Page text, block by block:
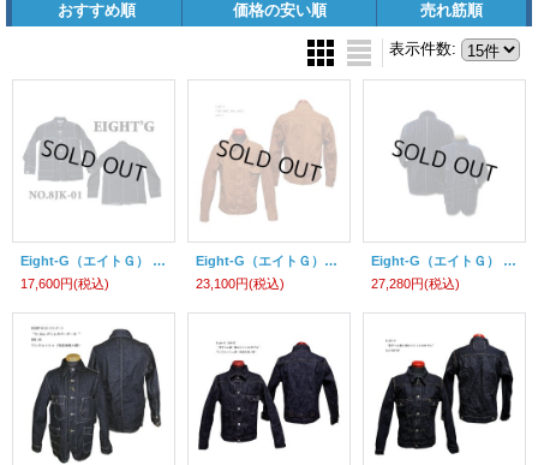
おすすめ順 価格の安い順 売れ筋順
表示件数:
Eight-G（エイトＧ） “カバーオール” 当店水洗い済み 8JK-01B
17,600円(税込)
Eight-G（エイトＧ）8JK-17 “FIRST MODEL DUCK JACKET” 2021年モデル 当店水洗い＆自然乾燥 8JK-17－21
23,100円(税込)
Eight-G（エイトＧ） "ウォバッシュストライプカバーオール" NO：8JK-02 8JK-02-14
27,280円(税込)